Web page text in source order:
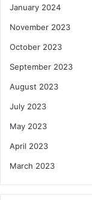
January 2024
November 2023
October 2023
September 2023
August 2023
July 2023
May 2023
April 2023
March 2023